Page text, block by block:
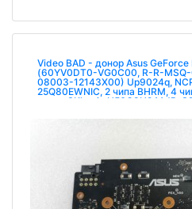
Video BAD - донор Asus
(60YV0DT0-VG0C00, R-R-MSQ-
08003-12143X00) Up9024q,
25Q80EWNIC, 2 чипа BHRM, 4
чипов SKhynix H56C8H24AJR-